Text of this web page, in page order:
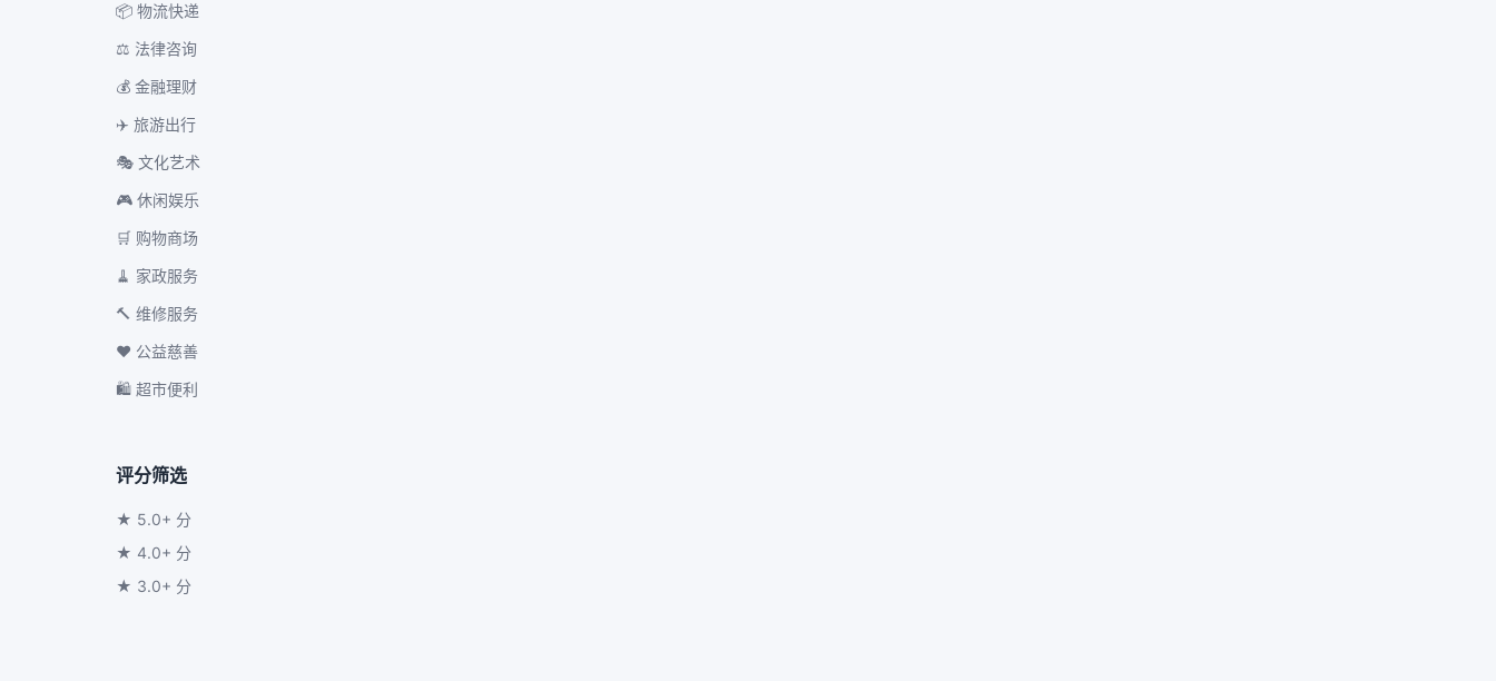
📦 物流快递
⚖️ 法律咨询
💰 金融理财
✈️ 旅游出行
🎭 文化艺术
🎮 休闲娱乐
🛒 购物商场
🧹 家政服务
🔨 维修服务
❤️ 公益慈善
🛍️ 超市便利
评分筛选
★ 5.0+ 分
★ 4.0+ 分
★ 3.0+ 分